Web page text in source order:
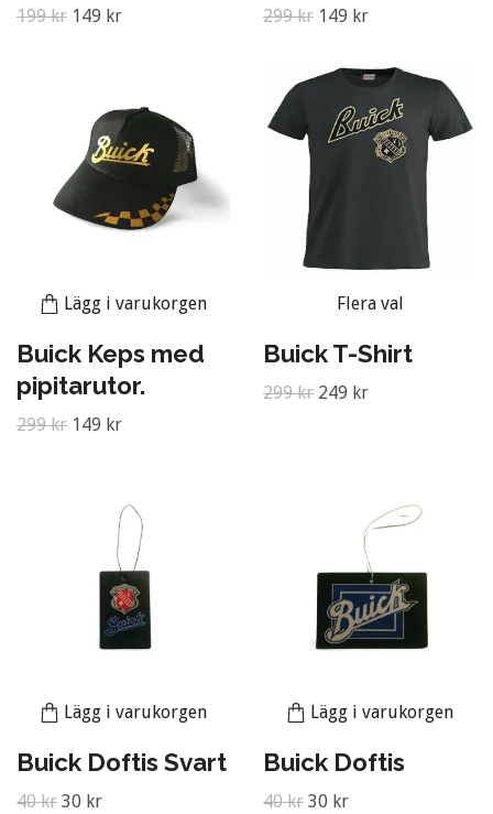
199 kr 149 kr 299 kr 149 kr
Lägg i varukorgen
Buick Keps med
pipitarutor.
299 kr 149 kr
Flera val
Buick T-Shirt
299 kr 249 kr
Lägg i varukorgen
Buick Doftis Svart
40 kr 30 kr
Lägg i varukorgen
Buick Doftis
40 kr 30 kr